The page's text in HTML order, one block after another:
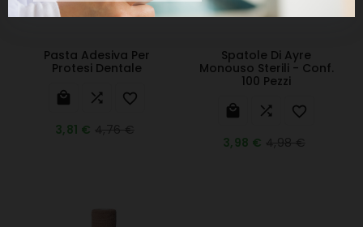
Pasta Adesiva Per
Protesi Dentale
  
3,81 €
Spatole Di Ayre
Monouso Sterili - Conf.
100 Pezzi
  
3,98 €